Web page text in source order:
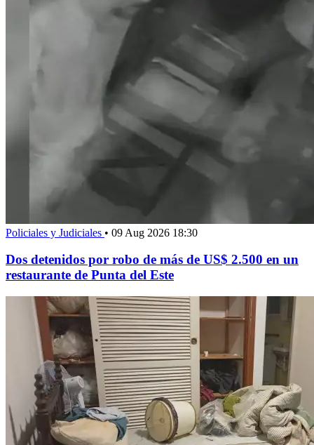
Policiales y Judiciales • 09 Aug 2026 18:30
Dos detenidos por robo de más de US$ 2.500 en un
restaurante de Punta del Este